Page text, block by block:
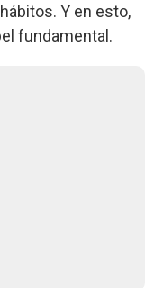
Y en esto,
fundamental.